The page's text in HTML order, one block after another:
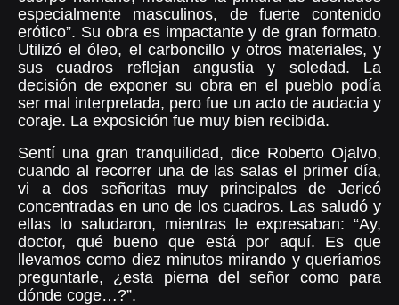
especialmente masculinos, de fuerte contenido
erótico”. Su obra es impactante y de gran formato.
Utilizó el óleo, el carboncillo y otros materiales, y
sus cuadros reflejan angustia y soledad. La
decisión de exponer su obra en el pueblo podía
ser mal interpretada, pero fue un acto de audacia y
coraje. La exposición fue muy bien recibida.
Sentí una gran tranquilidad, dice Roberto Ojalvo,
cuando al recorrer una de las salas el primer día,
vi a dos señoritas muy principales de Jericó
concentradas en uno de los cuadros. Las saludó y
ellas lo saludaron, mientras le expresaban: “Ay,
doctor, qué bueno que está por aquí. Es que
llevamos como diez minutos mirando y queríamos
preguntarle, ¿esta pierna del señor como para
dónde coge…?”.